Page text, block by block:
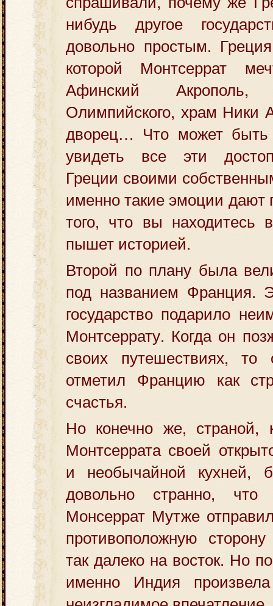
нибудь другое
довольно простым.
которой Монтсеррат
Афинский
Олимпийского, храм Ники
дворец… Что может быть
увидеть все эти
Греции своими
именно такие эмоции
того, что вы находитесь
пышет историей.
Второй по плану была
под названием Франция.
государство подарило
Монтсеррату. Когда он
своих путешествиях, то
отметил Францию как
счастья.
Но конечно же, страной,
Монтсеррата своей
и необычайной кухней,
довольно странно,
Монсеррат Мутже
противоположную
так далеко на восток. Но
именно Индия